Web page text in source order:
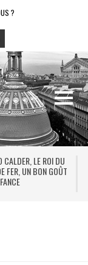
?
CALDER, LE ROI DU
FER, UN BON GOÛT